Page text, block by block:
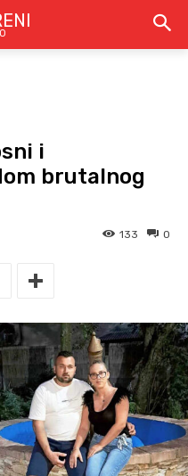
i
brutalnog
0
133